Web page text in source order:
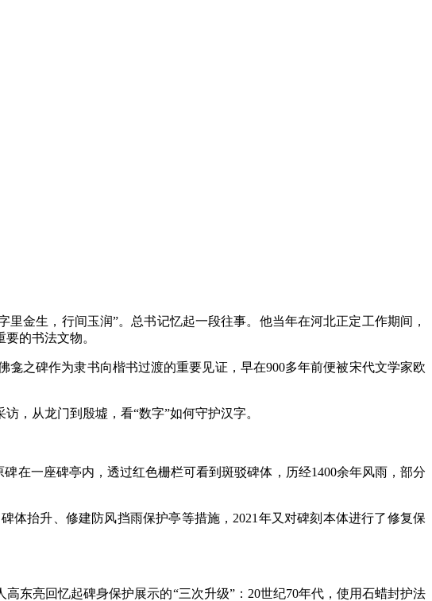
金生，行间玉润”。总书记忆起一段往事。他当年在河北正定工作期间，
的书法文物。
之碑作为隶书向楷书过渡的重要见证，早在900多年前便被宋代文学家欧
从龙门到殷墟，看“数字”如何守护汉字。
一座碑亭内，透过红色栅栏可看到斑驳碑体，历经1400余年风雨，部分
抬升、修建防风挡雨保护亭等措施，2021年又对碑刻本体进行了修复保
亮回忆起碑身保护展示的“三次升级”：20世纪70年代，使用石蜡封护法